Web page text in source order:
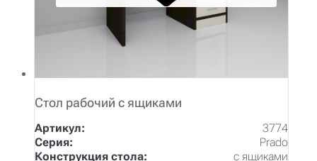
Стол рабочий с ящиками
Артикул:
3774
Серия:
Prado
Конструкция стола:
с ящиками